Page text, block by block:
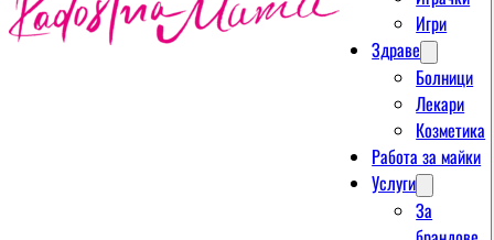
Игри
Здраве
Болници
Лекари
Козметика
Работа за майки
Услуги
За